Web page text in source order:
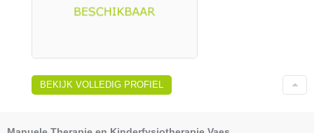
BEKIJK VOLLEDIG PROFIEL